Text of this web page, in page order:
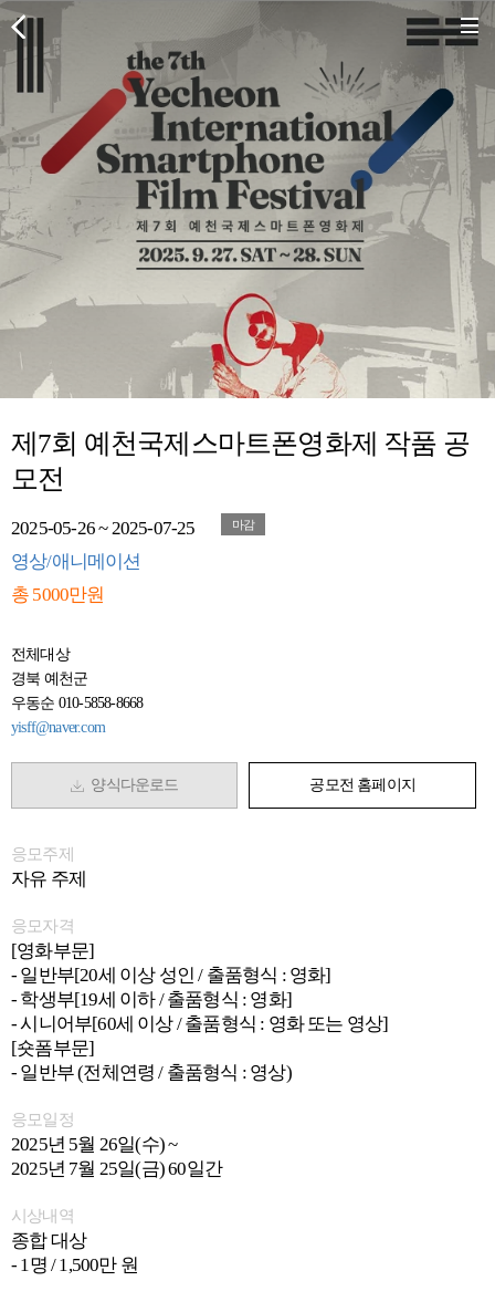
제7회 예천국제스마트폰영화제 작품 공
모전
2025-05-26 ~ 2025-07-25 마감
영상/애니메이션
총 5000만원
전체대상
경북 예천군
우동순 010-5858-8668
yisff@naver.com
양식다운로드 공모전 홈페이지
응모주제
자유 주제
응모자격
[영화부문]
- 일반부[20세 이상 성인 / 출품형식 : 영화]
- 학생부[19세 이하 / 출품형식 : 영화]
- 시니어부[60세 이상 / 출품형식 : 영화 또는 영상]
[숏폼부문]
- 일반부 (전체연령 / 출품형식 : 영상)
응모일정
2025년 5월 26일(수) ~
2025년 7월 25일(금) 60일간
시상내역
종합 대상
- 1명 / 1,500만 원